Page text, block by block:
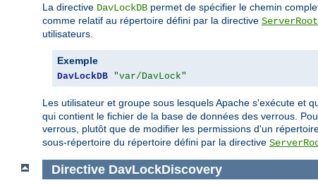
La directive DavLockDB permet de spécifier le chemin
comme relatif au répertoire défini par la directive ServerRoot
utilisateurs.
Exemple
DavLockDB "var/DavLock"
Les utilisateur et groupe sous lesquels Apache s'exécute et
qui contient le fichier de la base de données des verrous.
verrous, plutôt que de modifier les permissions d'un
sous-répertoire du répertoire défini par la directive
Directive DavLockDiscovery